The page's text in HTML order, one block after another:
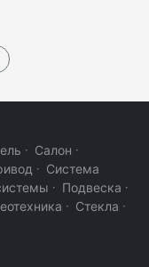
· Салон ·
· Система
· Подвеска ·
· Стекла ·